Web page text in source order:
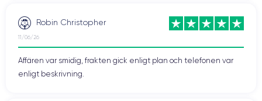
Robin Christopher
11/06/26
Affären var smidig, frakten gick enligt plan och telefonen var
enligt beskrivning.